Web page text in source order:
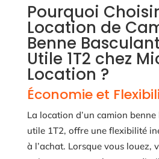
Pourquoi
Location de
Benne
Utile 1T2 chez
Location ?
Économie et
La location d’un camion
utile 1T2, offre une flexibilité
à l’achat. Lorsque vous louez,